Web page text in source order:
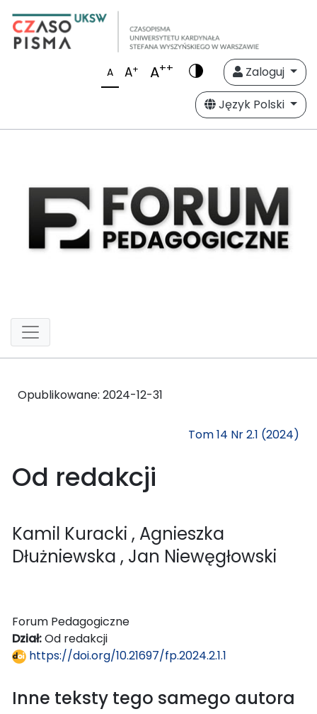
A A+ A++
Zaloguj
Język Polski
Opublikowane: 2024-12-31
Tom 14 Nr 2.1 (2024)
Od redakcji
Kamil Kuracki , Agnieszka
Dłużniewska , Jan Niewęgłowski
Forum Pedagogiczne
Dział:Od redakcji
https://doi.org/10.21697/fp.2024.2.1.1
Inne teksty tego samego autora